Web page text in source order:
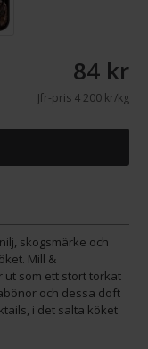
84 kr
Jfr-pris4 200 kr/kg
skogsmärke och
Mill &
ut som ett stort torkat
och dessa doft
i det salta köket